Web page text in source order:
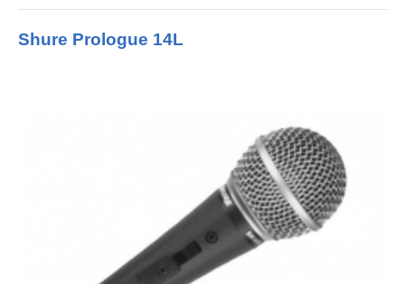
Shure Prologue 14L